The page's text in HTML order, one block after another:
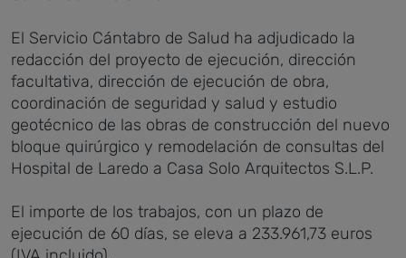
El Servicio Cántabro de Salud ha adjudicado la
redacción del proyecto de ejecución, dirección
facultativa, dirección de ejecución de obra,
coordinación de seguridad y salud y estudio
geotécnico de las obras de construcción del nuevo
bloque quirúrgico y remodelación de consultas del
Hospital de Laredo a Casa Solo Arquitectos S.L.P.
El importe de los trabajos, con un plazo de
ejecución de 60 días, se eleva a 233.961,73 euros